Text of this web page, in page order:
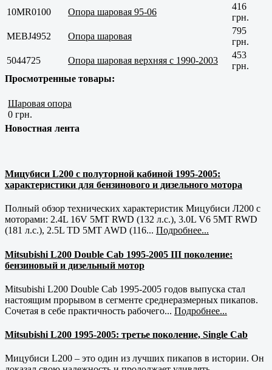
10MR0100
Опора шаровая 95-06
416
грн.
MEBJ4952
Опора шаровая
795
грн.
5044725
Опора шаровая верхняя с 1990-2003
453
грн.
Просмотренные товары:
Шаровая опора
0 грн.
Новостная лента
Мицубиси L200 с полуторной кабиной 1995-2005:
характеристики для бензинового и дизельного мотора
Полный обзор технических характеристик Мицубиси Л200 с
моторами: 2.4L 16V 5MT RWD (132 л.с.), 3.0L V6 5MT RWD
(181 л.с.), 2.5L TD 5MT AWD (116... Подробнее...
Mitsubishi L200 Double Cab 1995-2005 III поколение:
бензиновый и дизельный мотор
Mitsubishi L200 Double Cab 1995-2005 годов выпуска стал
настоящим прорывом в сегменте среднеразмерных пикапов.
Сочетая в себе практичность рабочего... Подробнее...
Mitsubishi L200 1995-2005: третье поколение, Single Cab
Мицубиси L200 – это один из лучших пикапов в истории. Он